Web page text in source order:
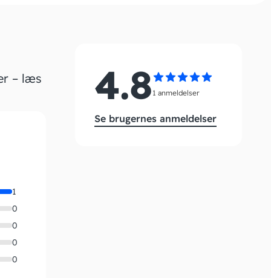
– læs
1
0
0
0
0
4.8 1 anmeldelser
Se brugernes anmeldelser